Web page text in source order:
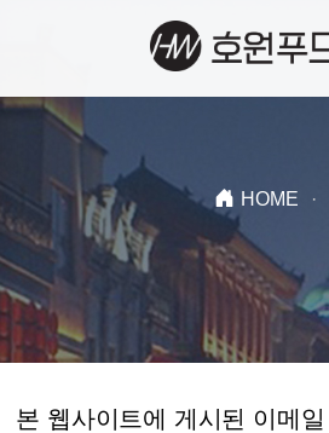
HOME ·
본 웹사이트에 게시된 이메